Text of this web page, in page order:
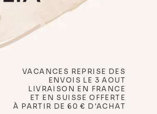
VACANCES REPRISE DES
ENVOIS LE 3 AOUT
LIVRAISON EN FRANCE
ET EN SUISSE OFFERTE
À PARTIR DE 60 € D'ACHAT